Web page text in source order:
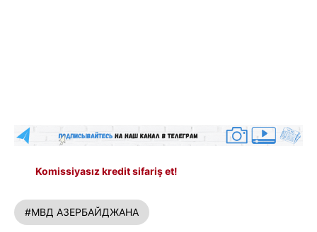
Komissiyasız kredit sifariş et!
#МВД АЗЕРБАЙДЖАНА